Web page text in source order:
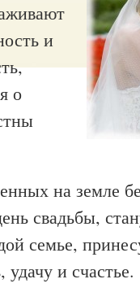
и
о
на земле
свадьбы,
семье,
и счастье.